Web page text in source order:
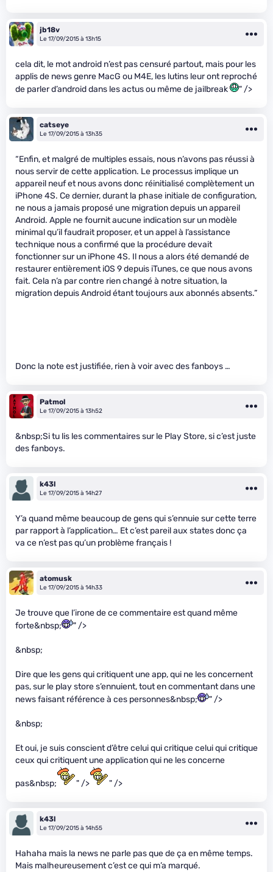
jb18v
Le 17/09/2015 à 13h15
cela dit, le mot android n’est pas censuré partout, mais pour les
applis de news genre MacG ou M4E, les lutins leur ont reproché
de parler d’android dans les actus ou même de jailbreak
" />
catseye
Le 17/09/2015 à 13h35
“Enfin, et malgré de multiples essais, nous n’avons pas réussi à
nous servir de cette application. Le processus implique un
appareil neuf et nous avons donc réinitialisé complètement un
iPhone 4S. Ce dernier, durant la phase initiale de configuration,
ne nous a jamais proposé une migration depuis un appareil
Android. Apple ne fournit aucune indication sur un modèle
minimal qu’il faudrait proposer, et un appel à l’assistance
technique nous a confirmé que la procédure devait
fonctionner sur un iPhone 4S. Il nous a alors été demandé de
restaurer entièrement iOS 9 depuis iTunes, ce que nous avons
fait. Cela n’a par contre rien changé à notre situation, la
migration depuis Android étant toujours aux abonnés absents.”
Donc la note est justifiée, rien à voir avec des fanboys …
Patmol
Le 17/09/2015 à 13h52
&nbsp;Si tu lis les commentaires sur le Play Store, si c’est juste
des fanboys.
k43l
Le 17/09/2015 à 14h27
Y’a quand même beaucoup de gens qui s’ennuie sur cette terre
par rapport à l’application… Et c’est pareil aux states donc ça
va ce n’est pas qu’un problème français !
atomusk
Le 17/09/2015 à 14h33
Je trouve que l’irone de ce commentaire est quand même
forte&nbsp;
" />
&nbsp;
Dire que les gens qui critiquent une app, qui ne les concernent
pas, sur le play store s’ennuient, tout en commentant dans une
news faisant référence à ces personnes&nbsp;
" />
&nbsp;
Et oui, je suis conscient d’être celui qui critique celui qui critique
ceux qui critiquent une application qui ne les concerne
pas&nbsp; " /> " />
k43l
Le 17/09/2015 à 14h55
Hahaha mais la news ne parle pas que de ça en même temps.
Mais malheureusement c’est ce qui m’a marqué.